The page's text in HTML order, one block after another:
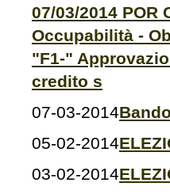
07/03/2014 POR
Occupabilità -
"F1-"
credito s
07-03-2014
05-02-2014
03-02-2014